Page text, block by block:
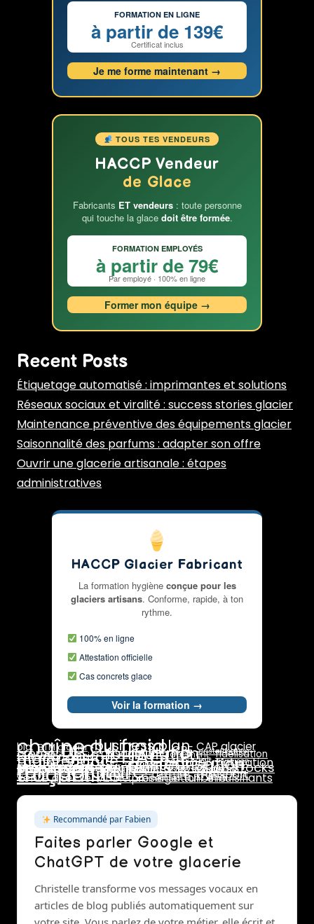
FORMATION EN LIGNE
à partir de 139€
Certificat inclus
Je me forme maintenant →
TOUS TES VENDEURS
HACCP Vendeur
de Glace
Fabricants ET vendeurs: toute personne
qui touche la glace doit être formée.
FORMATION EMPLOYÉS
à partir de 79€
Par employé · 100% en ligne
Former mon équipe →
Recent Posts
Étiquetage automatisé : imprimantes et solutions
Réseaux sociaux et viralité : success stories glacier
Maintenance préventive des équipements glacier
Saisonnalité des parfums : adapter son offre
Ouvrir une glacerie artisanale : étapes
administratives
HACCP Glacier Fabricant
La formation hygiène conçue pour les
glaciers artisans. Conforme, rapide, à ton
rythme.
100% en ligne
Attestation officielle
Cas concrets glace
Voir la formation →
bio BTM glacier business plan CAP glacier
chaîne du froid CPF cristallisation
crème DLC dosage emplacement fidélisation
formation glacier formulation
glace au lait HACCP lait livraison
maintenance marchés marge maturation
pannes pasteurisateur pasteurisation
prix de vente rentabilité rotation stocks
réseaux sociaux saisonnalité stab stabilisant
stabilisants stabilisateur sucres surgélation
température texture transport
traçabilité turbinage turbine
vente directe vitrine présentation émulsifiants
Recommandé par Fabien
Faites parler Google et
ChatGPT de votre glacerie
Christelle transforme vos messages vocaux en
articles de blog publiés automatiquement sur